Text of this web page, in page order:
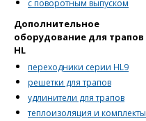
с поворотным выпуском
Дополнительное
оборудование для трапов
HL
переходники серии HL9
решетки для трапов
удлинители для трапов
теплоизоляция и комплекты